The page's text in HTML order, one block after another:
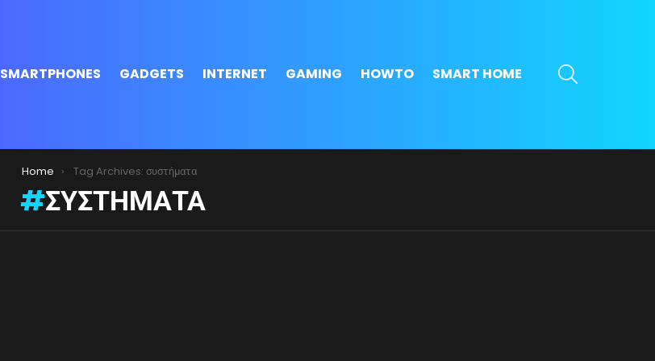
SMARTPHONES GADGETS INTERNET GAMING HOWTO SMART HOME
Home Tag Archives: συστήματα
ΣΥΣΤΉΜΑΤΑ